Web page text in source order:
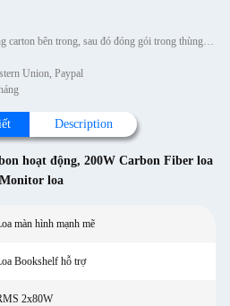
chi tiết đóng gói: 1 cặp loa trong thùng carton bên trong, sau đó đóng gói trong thùng carton.
Union, Paypal
Description
hoạt động, 200W Carbon Fiber loa
loa
màn hình mạnh mẽ
Bookshelf hỗ trợ
2x80W